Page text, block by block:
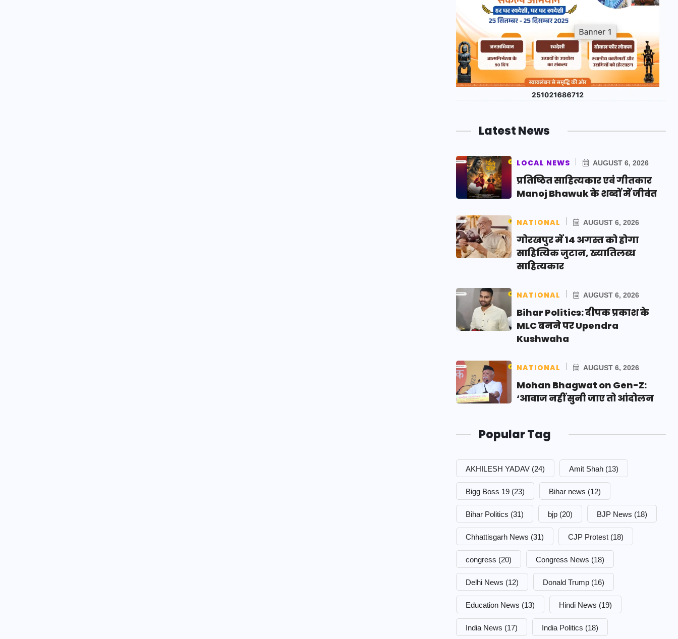
Latest News
LOCAL NEWS AUGUST 6, 2026
प्रतिष्ठित साहित्यकार एवं गीतकार
Manoj Bhawuk के शब्दों में जीवंत
NATIONAL AUGUST 6, 2026
गोरखपुर में 14 अगस्त को होगा
साहित्यिक जुटान, ख्यातिलब्ध
साहित्यकार
NATIONAL AUGUST 6, 2026
Bihar Politics: दीपक प्रकाश के
MLC बनने पर Upendra
Kushwaha
NATIONAL AUGUST 6, 2026
Mohan Bhagwat on Gen-Z:
‘आवाज नहीं सुनी जाए तो आंदोलन
Popular Tag
AKHILESH YADAV (24) Amit Shah (13)
Bigg Boss 19 (23) Bihar news (12)
Bihar Politics (31) bjp (20) BJP News (18)
Chhattisgarh News (31) CJP Protest (18)
congress (20) Congress News (18)
Delhi News (12) Donald Trump (16)
Education News (13) Hindi News (19)
India News (17) India Politics (18)